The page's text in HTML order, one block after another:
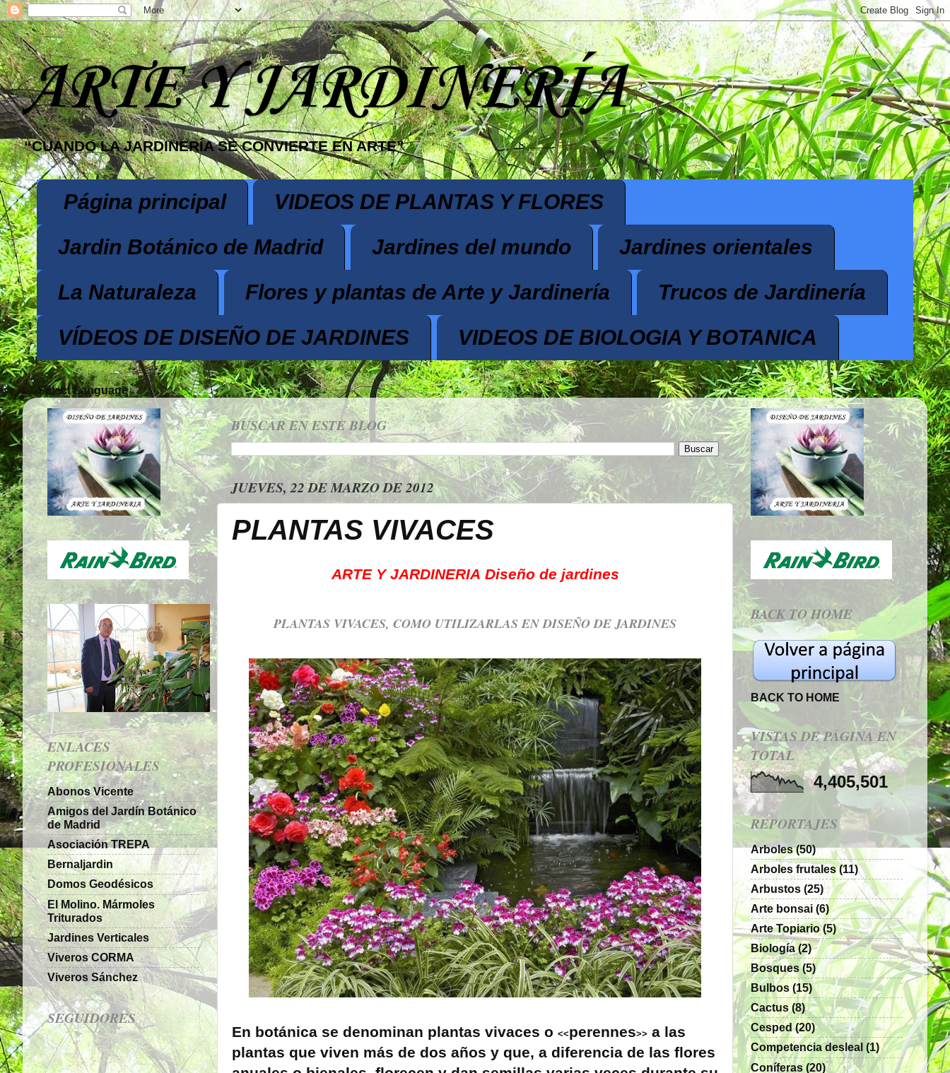
ARTE Y JARDINERÍA
“CUANDO LA JARDINERÍA SE CONVIERTE EN ARTE”
Página principal
VIDEOS DE PLANTAS Y FLORES
Jardin Botánico de Madrid
Jardines del mundo
Jardines orientales
La Naturaleza
Flores y plantas de Arte y Jardinería
Trucos de Jardinería
VÍDEOS DE DISEÑO DE JARDINES
VIDEOS DE BIOLOGIA Y BOTANICA
Select Language▼
BUSCAR EN ESTE BLOG
JUEVES, 22 DE MARZO DE 2012
PLANTAS VIVACES
ARTE Y JARDINERIA Diseño de jardines
PLANTAS VIVACES, COMO UTILIZARLAS EN DISEÑO DE JARDINES
En botánica se denominan plantas vivaces o <<perennes>> a las
plantas que viven más de dos años y que, a diferencia de las flores
ENLACES
PROFESIONALES
Abonos Vicente
Amigos del Jardín Botánico
de Madrid
Asociación TREPA
Bernaljardin
Domos Geodésicos
El Molino. Mármoles
Triturados
Jardines Verticales
Viveros CORMA
Viveros Sánchez
SEGUIDORES
BACK TO HOME
BACK TO HOME
VISTAS DE PÁGINA EN
TOTAL
4,405,501
REPORTAJES
Arboles (50)
Arboles frutales (11)
Arbustos (25)
Arte bonsai (6)
Arte Topiario (5)
Biología (2)
Bosques (5)
Bulbos (15)
Cactus (8)
Cesped (20)
Competencia desleal (1)
Coníferas (20)